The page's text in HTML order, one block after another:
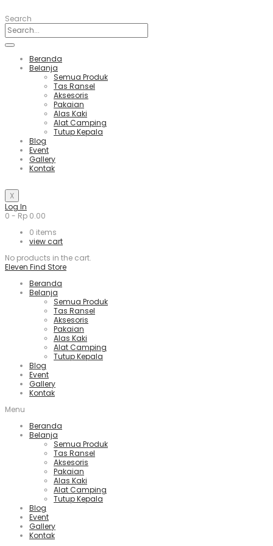
Search
Beranda
Belanja
Semua Produk
Tas Ransel
Aksesoris
Pakaian
Alas Kaki
Alat Camping
Tutup Kepala
Blog
Event
Gallery
Kontak
X
Log In
0 - Rp 0.00
0 items
view cart
No products in the cart.
Eleven Find Store
Beranda
Belanja
Semua Produk
Tas Ransel
Aksesoris
Pakaian
Alas Kaki
Alat Camping
Tutup Kepala
Blog
Event
Gallery
Kontak
Menu
Beranda
Belanja
Semua Produk
Tas Ransel
Aksesoris
Pakaian
Alas Kaki
Alat Camping
Tutup Kepala
Blog
Event
Gallery
Kontak